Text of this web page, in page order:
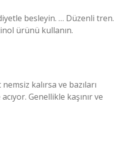
besleyin. … Düzenli tren.
ürünü kullanın.
kalırsa ve bazıları
Genellikle kaşınır ve